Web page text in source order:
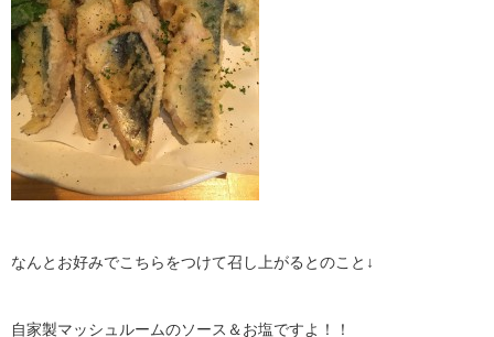
なんとお好みでこちらをつけて召し上がるとのこと↓
自家製マッシュルームのソース＆お塩ですよ！！